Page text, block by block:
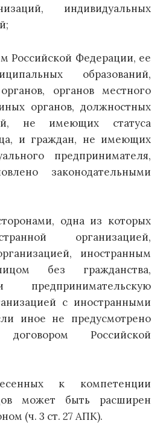
индивидуальных
Российской Федерации, ее
образований,
органов местного
органов, должностных
не имеющих статуса
и граждан, не имеющих
предпринимателя,
законодательными
одна из которых
организацией,
иностранным
без гражданства,
предпринимательскую
с иностранными
иное не предусмотрено
договором Российской
к компетенции
может быть расширен
(ч. 3 ст. 27 АПК).